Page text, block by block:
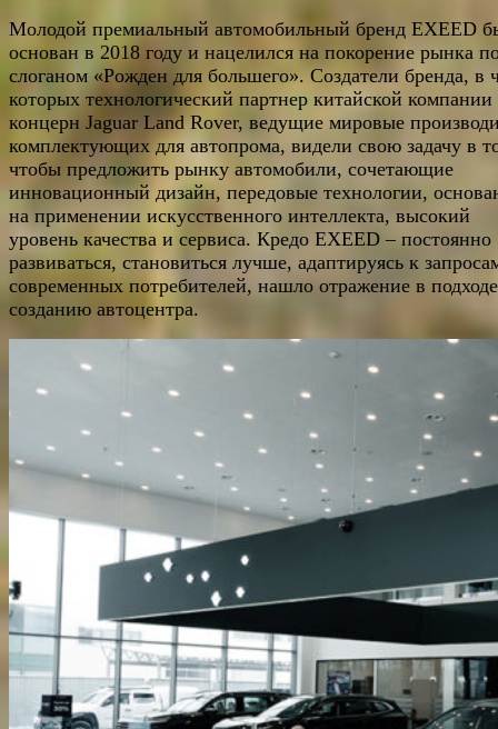
Молодой премиальный автомобильный бренд EXEED
основан в 2018 году и нацелился на покорение рынка
слоганом «Рожден для большего». Создатели бренда, в
которых технологический партнер китайской компании
концерн Jaguar Land Rover, ведущие мировые
комплектующих для автопрома, видели свою задачу в
чтобы предложить рынку автомобили, сочетающие
инновационный дизайн, передовые технологии,
на применении искусственного интеллекта, высокий
уровень качества и сервиса. Кредо EXEED – постоянно
развиваться, становиться лучше, адаптируясь к
современных потребителей, нашло отражение в
созданию автоцентра.